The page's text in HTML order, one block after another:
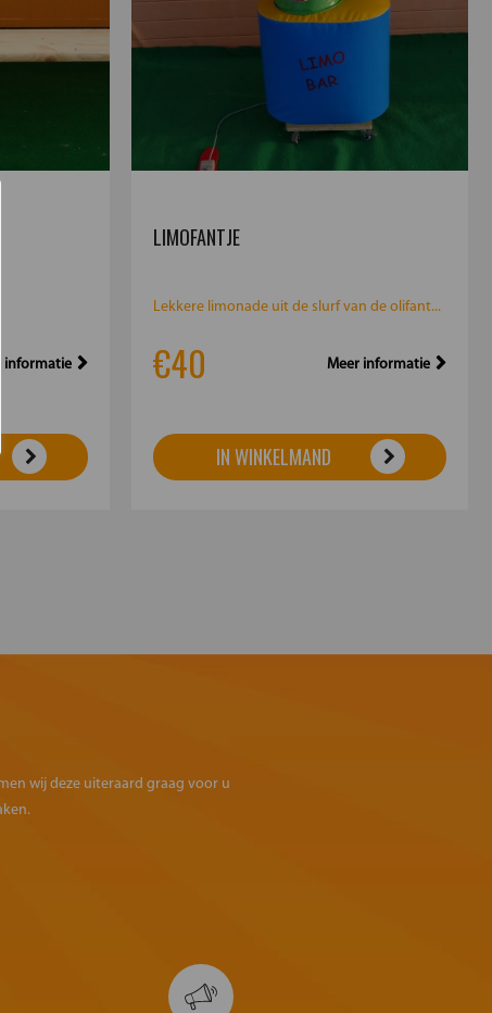
informatie
LIMOFANTJE
Lekkere limonade uit de slurf van de olifant...
€40 Meer informatie
IN WINKELMAND
wij deze uiteraard graag voor u